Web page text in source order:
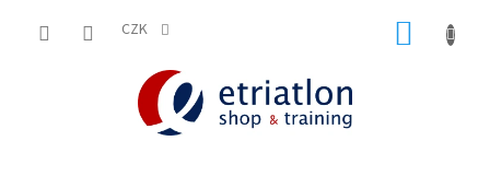
CZK
shop.etriatlon.cz - Chat